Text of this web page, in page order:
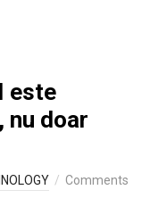
este
nu doar
Comments